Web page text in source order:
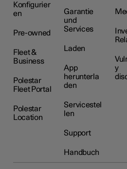
Konfigurier
en
Pre-owned
Fleet &
Business
Polestar
Fleet Portal
Polestar
Location
Garantie
und
Services
Laden
App
herunterla
den
Servicestel
len
Support
Handbuch
y